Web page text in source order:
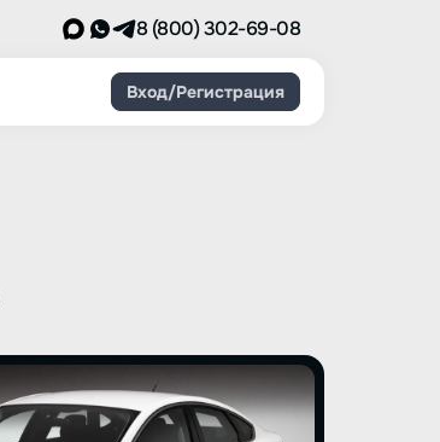
8 (800) 302-69-08
Вход/Регистрация